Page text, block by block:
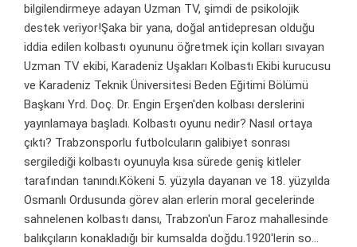
bilgilendirmeye adayan Uzman TV, şimdi de psikolojik
destek veriyor!Şaka bir yana, doğal antidepresan olduğu
iddia edilen kolbastı oyununu öğretmek için kolları sıvayan
Uzman TV ekibi, Karadeniz Uşakları Kolbastı Ekibi kurucusu
ve Karadeniz Teknik Üniversitesi Beden Eğitimi Bölümü
Başkanı Yrd. Doç. Dr. Engin Erşen'den kolbası derslerini
yayınlamaya başladı. Kolbastı oyunu nedir? Nasıl ortaya
çıktı? Trabzonsporlu futbolcuların galibiyet sonrası
sergilediği kolbastı oyunuyla kısa sürede geniş kitleler
tarafından tanındı.Kökeni 5. yüzyıla dayanan ve 18. yüzyılda
Osmanlı Ordusunda görev alan erlerin moral gecelerinde
sahnelenen kolbastı dansı, Trabzon'un Faroz mahallesinde
balıkçıların konakladığı bir kumsalda doğdu.1920'lerin so...